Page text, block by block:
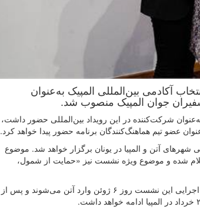
آکادمی بین‌المللی المپیک به‌عنوان
گزارش روابط عمومی فدراسیون تنیس روی میز، اصغری که پیش‌تر در سال ۲۰۲۳ به‌عنوان شرکت‌کننده در این رویداد بین‌المللی حضور داشت،
عضو تیم هماهنگ‌کنندگان برنامه حضور پیدا خواهد کرد.
سفیران جوان المپیک خردادماه سال ۲۰۲۶ به میزبانی شهرهای آتن و المپیا در یونان برگزار خواهد شد. موضوع
شده و موضوع ویژه نشست نیز «حمایت از شمول،
بر اساس برنامه اعلام‌شده از سوی آکادمی بین‌المللی المپیک، شرکت‌کنندگان و اعضای اجرایی این نشست روز ۶ ژوئن وارد آتن می‌شوند و پس از